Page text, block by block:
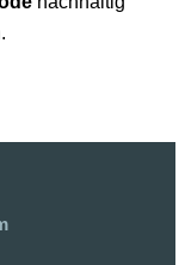
.